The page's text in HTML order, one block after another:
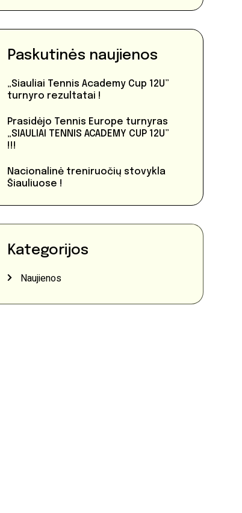
Paskutinės naujienos
„Siauliai Tennis Academy Cup 12U”
turnyro rezultatai !
Prasidėjo Tennis Europe turnyras
„SIAULIAI TENNIS ACADEMY CUP 12U”
!!!
Nacionalinė treniruočių stovykla
Šiauliuose !
Kategorijos
Naujienos